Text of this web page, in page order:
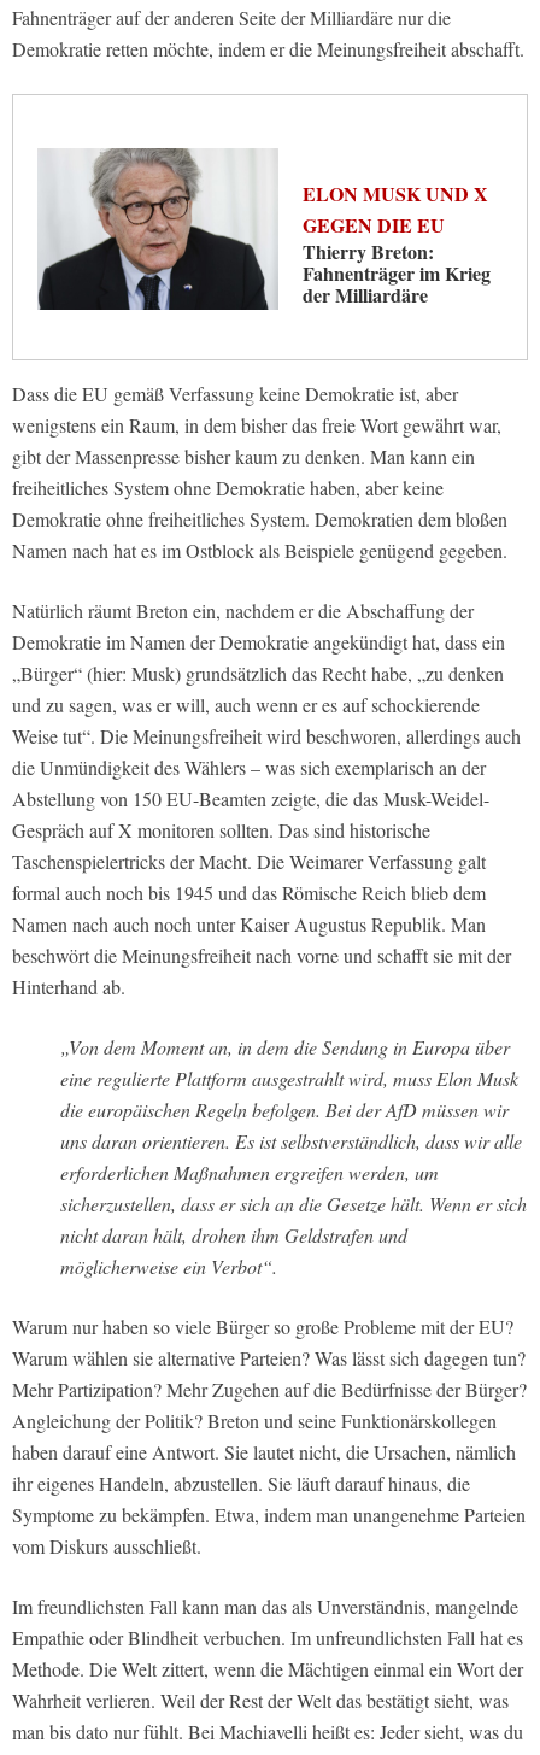
Fahnenträger auf der anderen Seite der Milliardäre nur die
Demokratie retten möchte, indem er die Meinungsfreiheit abschafft.
ELON MUSK UND X
GEGEN DIE EU
Thierry Breton:
Fahnenträger im Krieg
der Milliardäre
Dass die EU gemäß Verfassung keine Demokratie ist, aber
wenigstens ein Raum, in dem bisher das freie Wort gewährt war,
gibt der Massenpresse bisher kaum zu denken. Man kann ein
freiheitliches System ohne Demokratie haben, aber keine
Demokratie ohne freiheitliches System. Demokratien dem bloßen
Namen nach hat es im Ostblock als Beispiele genügend gegeben.
Natürlich räumt Breton ein, nachdem er die Abschaffung der
Demokratie im Namen der Demokratie angekündigt hat, dass ein
„Bürger“ (hier: Musk) grundsätzlich das Recht habe, „zu denken
und zu sagen, was er will, auch wenn er es auf schockierende
Weise tut“. Die Meinungsfreiheit wird beschworen, allerdings auch
die Unmündigkeit des Wählers – was sich exemplarisch an der
Abstellung von 150 EU-Beamten zeigte, die das Musk-Weidel-
Gespräch auf X monitoren sollten. Das sind historische
Taschenspielertricks der Macht. Die Weimarer Verfassung galt
formal auch noch bis 1945 und das Römische Reich blieb dem
Namen nach auch noch unter Kaiser Augustus Republik. Man
beschwört die Meinungsfreiheit nach vorne und schafft sie mit der
Hinterhand ab.
„Von dem Moment an, in dem die Sendung in Europa über
eine regulierte Plattform ausgestrahlt wird, muss Elon Musk
die europäischen Regeln befolgen. Bei der AfD müssen wir
uns daran orientieren. Es ist selbstverständlich, dass wir alle
erforderlichen Maßnahmen ergreifen werden, um
sicherzustellen, dass er sich an die Gesetze hält. Wenn er sich
nicht daran hält, drohen ihm Geldstrafen und
möglicherweise ein Verbot“.
Warum nur haben so viele Bürger so große Probleme mit der EU?
Warum wählen sie alternative Parteien? Was lässt sich dagegen tun?
Mehr Partizipation? Mehr Zugehen auf die Bedürfnisse der Bürger?
Angleichung der Politik? Breton und seine Funktionärskollegen
haben darauf eine Antwort. Sie lautet nicht, die Ursachen, nämlich
ihr eigenes Handeln, abzustellen. Sie läuft darauf hinaus, die
Symptome zu bekämpfen. Etwa, indem man unangenehme Parteien
vom Diskurs ausschließt.
Im freundlichsten Fall kann man das als Unverständnis, mangelnde
Empathie oder Blindheit verbuchen. Im unfreundlichsten Fall hat es
Methode. Die Welt zittert, wenn die Mächtigen einmal ein Wort der
Wahrheit verlieren. Weil der Rest der Welt das bestätigt sieht, was
man bis dato nur fühlt. Bei Machiavelli heißt es: Jeder sieht, was du